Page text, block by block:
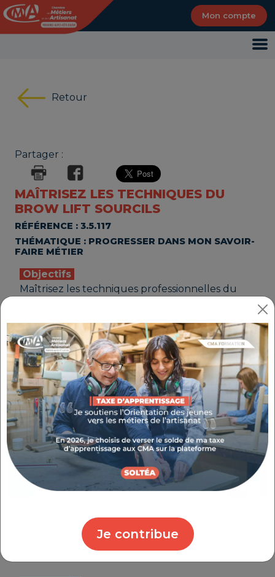
Mon compte
Je contribue
Retour
Partager :
MAÎTRISEZ LES TECHNIQUES DU
BROW LIFT SOURCILS
RÉFÉRENCE : 3.5.117
THÉMATIQUE : PROGRESSER DANS MON SAVOIR-
FAIRE MÉTIER
Objectifs
Maîtrisez les techniques professionnelles du
et personnalisée de mise en valeur du regard,
dans le respect des règles d’hygiène, de
sécurité et de la morphologie du visage.
Les +
Atelier participatifen petit groupe
Animation par desconsultants experts
Montage du dossierde prise en charge de
la formation
Public
Panneau de gestion des cookies